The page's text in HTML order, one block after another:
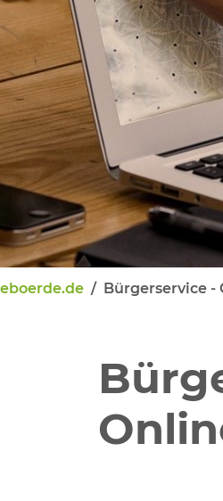
Bauen, Verkehr
Freizeit,
und Engagement
Bürgerservice -